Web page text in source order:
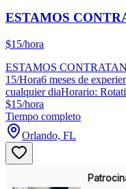
ESTAMOS
$15/hora
ESTAMOS
15/Hora6 meses de
cualquier diaHorario:
$15/hora
Tiempo completo
Orlando, FL